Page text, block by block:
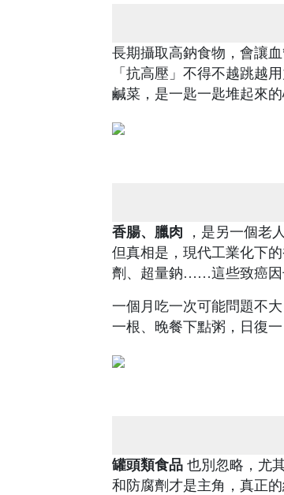
長期攝取高鈉食物，會讓
「抗高壓」不得不越跳越
鹹菜，是一匙一匙堆起來的
香腸、臘肉 ，是另一個老
但真相是，現代工業化下
劑、超量鈉……這些致癌因
一個月吃一次可能問題不
一根、晚餐下點粥，日復
罐頭類食品 也別忽略，尤
和防腐劑才是主角，真正